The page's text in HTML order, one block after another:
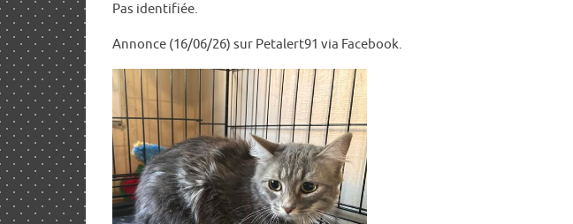
Pas identifiée.
Annonce (16/06/26) sur Petalert91 via Facebook.